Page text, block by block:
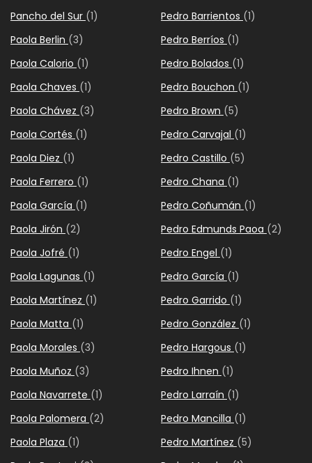
Pancho del Sur (1)
Paola Berlin (3)
Paola Calorio (1)
Paola Chaves (1)
Paola Chávez (3)
Paola Cortés (1)
Paola Diez (1)
Paola Ferrero (1)
Paola García (1)
Paola Jirón (2)
Paola Jofré (1)
Paola Lagunas (1)
Paola Martínez (1)
Paola Matta (1)
Paola Morales (3)
Paola Muñoz (3)
Paola Navarrete (1)
Paola Palomera (2)
Paola Plaza (1)
Pedro Barrientos (1)
Pedro Berríos (1)
Pedro Bolados (1)
Pedro Bouchon (1)
Pedro Brown (5)
Pedro Carvajal (1)
Pedro Castillo (5)
Pedro Chana (1)
Pedro Coñumán (1)
Pedro Edmunds Paoa (2)
Pedro Engel (1)
Pedro García (1)
Pedro Garrido (1)
Pedro González (1)
Pedro Hargous (1)
Pedro Ihnen (1)
Pedro Larraín (1)
Pedro Mancilla (1)
Pedro Martínez (5)